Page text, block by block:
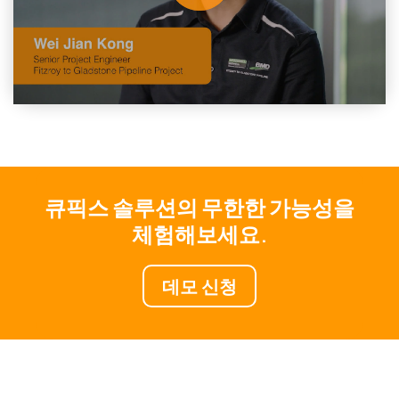
큐픽스 솔루션의 무한한 가능성을
체험해보세요.
데모 신청